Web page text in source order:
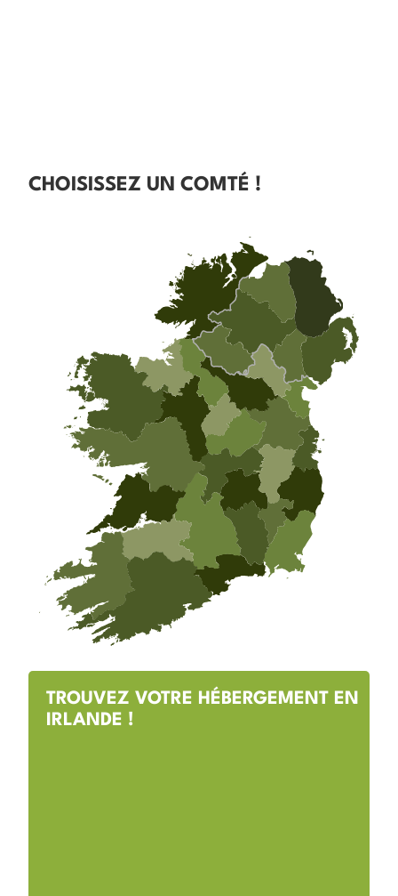
CHOISISSEZ UN COMTÉ !
TROUVEZ VOTRE HÉBERGEMENT EN
IRLANDE !